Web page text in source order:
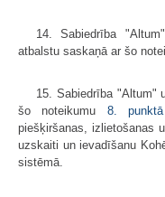
14. Sabiedrība
atbalstu saskaņā ar šo
15. Sabiedrība "Altum"
šo noteikumu 8. punktā
piešķiršanas, izlietošanas
uzskaiti un ievadīšanu
sistēmā.